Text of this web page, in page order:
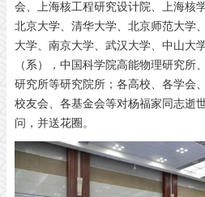
会、上海核工程研究设计院、上海核
北京大学、清华大学、北京师范大学
大学、南京大学、武汉大学、中山大
（系），中国科学院高能物理研究所
研究所等研究院所；各高校、各学会
校友会、各基金会等对杨福家同志逝
问，并送花圈。